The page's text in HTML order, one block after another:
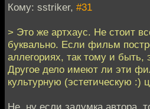
Кому: sstriker, #31
> Это же артхаус. Не стоит
буквально. Если фильм
аллегориях, так тому и быть,
Другое дело имеют ли эти
культурную (эстетическую :)
Не, ну если задумка автора,